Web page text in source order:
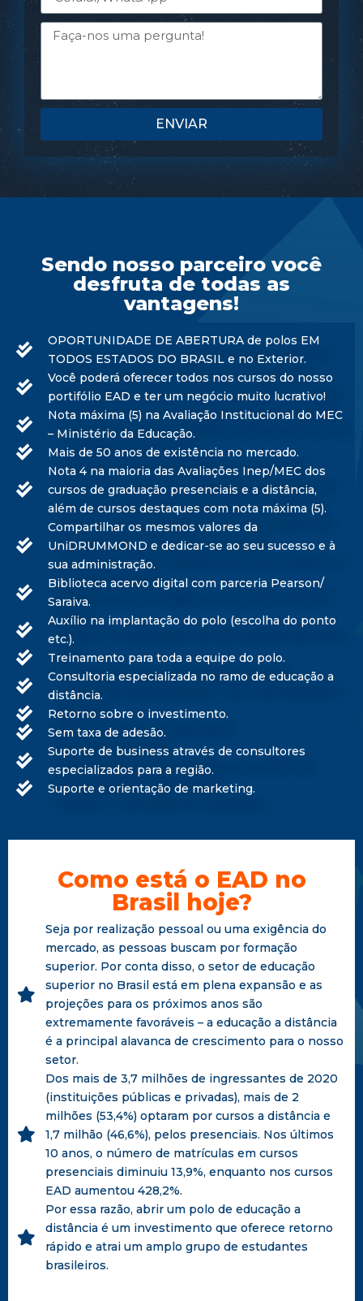
ENVIAR
Sendo nosso parceiro você
desfruta de todas as
vantagens!
OPORTUNIDADE DE ABERTURA de polos EM
TODOS ESTADOS DO BRASIL e no Exterior.
Você poderá oferecer todos nos cursos do nosso
portifólio EAD e ter um negócio muito lucrativo!
Nota máxima (5) na Avaliação Institucional do MEC
– Ministério da Educação.
Mais de 50 anos de existência no mercado.
Nota 4 na maioria das Avaliações Inep/MEC dos
cursos de graduação presenciais e a distância,
além de cursos destaques com nota máxima (5).
Compartilhar os mesmos valores da
UniDRUMMOND e dedicar-se ao seu sucesso e à
sua administração.
Biblioteca acervo digital com parceria Pearson/
Saraiva.
Auxílio na implantação do polo (escolha do ponto
etc.).
Treinamento para toda a equipe do polo.
Consultoria especializada no ramo de educação a
distância.
Retorno sobre o investimento.
Sem taxa de adesão.
Suporte de business através de consultores
especializados para a região.
Suporte e orientação de marketing.
Como está o EAD no
Brasil hoje?
Seja por realização pessoal ou uma exigência do
mercado, as pessoas buscam por formação
superior. Por conta disso, o setor de educação
superior no Brasil está em plena expansão e as
projeções para os próximos anos são
extremamente favoráveis – a educação a distância
é a principal alavanca de crescimento para o nosso
setor.
Dos mais de 3,7 milhões de ingressantes de 2020
(instituições públicas e privadas), mais de 2
milhões (53,4%) optaram por cursos a distância e
1,7 milhão (46,6%), pelos presenciais. Nos últimos
10 anos, o número de matrículas em cursos
presenciais diminuiu 13,9%, enquanto nos cursos
EAD aumentou 428,2%.
Por essa razão, abrir um polo de educação a
distância é um investimento que oferece retorno
rápido e atrai um amplo grupo de estudantes
brasileiros.